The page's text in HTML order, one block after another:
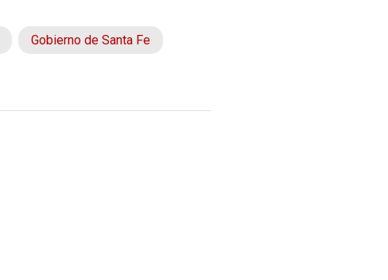
Gobierno de Santa Fe